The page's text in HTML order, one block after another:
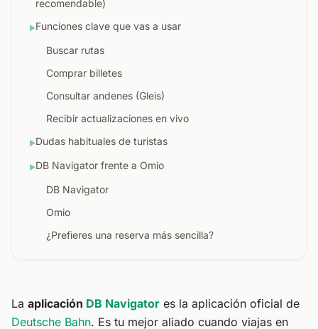
recomendable)
▶Funciones clave que vas a usar
Buscar rutas
Comprar billetes
Consultar andenes (Gleis)
Recibir actualizaciones en vivo
▶Dudas habituales de turistas
▶DB Navigator frente a Omio
DB Navigator
Omio
¿Prefieres una reserva más sencilla?
La aplicación DB Navigator es la aplicación oficial de
Deutsche Bahn. Es tu mejor aliado cuando viajas en